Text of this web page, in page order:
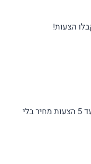
ממלאים את הפרטים ומשווים עד 5 הצעות מחיר בלי